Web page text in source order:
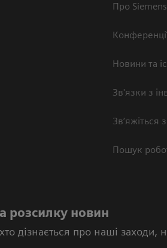
Про
Новини та
Зв'язки з
Зв’яжіться
Пошук
розсилку новин
дізнається про наші заходи,